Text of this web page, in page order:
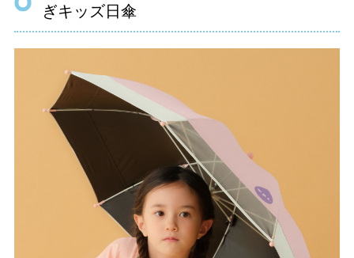
ぎキッズ日傘